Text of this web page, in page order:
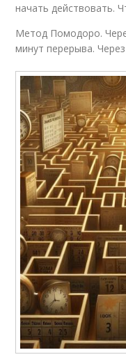
начать действовать.
Метод Помодоро.
минут перерыва.